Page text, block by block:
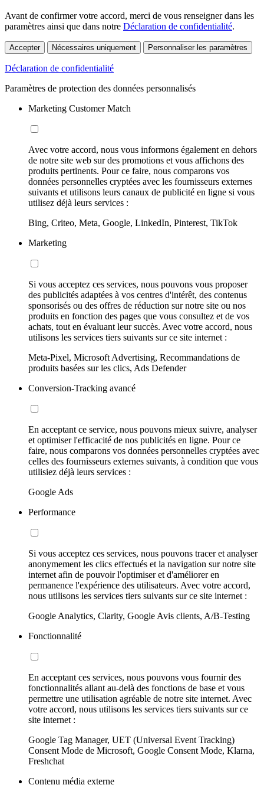
Avant de confirmer votre accord, merci de vous renseigner dans les
paramètres ainsi que dans notre Déclaration de confidentialité.
Accepter Nécessaires uniquement Personnaliser les paramètres
Déclaration de confidentialité
Paramètres de protection des données personnalisés
Marketing Customer Match
Avec votre accord, nous vous informons également en dehors
de notre site web sur des promotions et vous affichons des
produits pertinents. Pour ce faire, nous comparons vos
données personnelles cryptées avec les fournisseurs externes
suivants et utilisons leurs canaux de publicité en ligne si vous
utilisez déjà leurs services :
Bing, Criteo, Meta, Google, LinkedIn, Pinterest, TikTok
Marketing
Si vous acceptez ces services, nous pouvons vous proposer
des publicités adaptées à vos centres d'intérêt, des contenus
sponsorisés ou des offres de réduction sur notre site ou nos
produits en fonction des pages que vous consultez et de vos
achats, tout en évaluant leur succès. Avec votre accord, nous
utilisons les services tiers suivants sur ce site internet :
Meta-Pixel, Microsoft Advertising, Recommandations de
produits basées sur les clics, Ads Defender
Conversion-Tracking avancé
En acceptant ce service, nous pouvons mieux suivre, analyser
et optimiser l'efficacité de nos publicités en ligne. Pour ce
faire, nous comparons vos données personnelles cryptées avec
celles des fournisseurs externes suivants, à condition que vous
utilisiez déjà leurs services :
Google Ads
Performance
Si vous acceptez ces services, nous pouvons tracer et analyser
anonymement les clics effectués et la navigation sur notre site
internet afin de pouvoir l'optimiser et d'améliorer en
permanence l'expérience des utilisateurs. Avec votre accord,
nous utilisons les services tiers suivants sur ce site internet :
Google Analytics, Clarity, Google Avis clients, A/B-Testing
Fonctionnalité
En acceptant ces services, nous pouvons vous fournir des
fonctionnalités allant au-delà des fonctions de base et vous
permettre une utilisation agréable de notre site internet. Avec
votre accord, nous utilisons les services tiers suivants sur ce
site internet :
Google Tag Manager, UET (Universal Event Tracking)
Consent Mode de Microsoft, Google Consent Mode, Klarna,
Freshchat
Contenu média externe